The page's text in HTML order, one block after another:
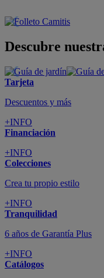
Descubre
Tarjeta
Descuentos y más
+INFO
Financiación
+INFO
Colecciones
Crea tu propio estilo
+INFO
Tranquilidad
6 años de Garantía Plus
+INFO
Catálogos